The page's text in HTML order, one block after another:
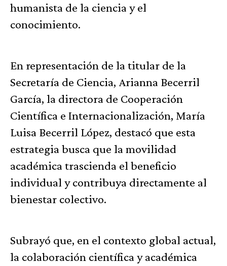
humanista de la ciencia y el
conocimiento.
En representación de la titular de la
Secretaría de Ciencia, Arianna Becerril
García, la directora de Cooperación
Científica e Internacionalización, María
Luisa Becerril López, destacó que esta
estrategia busca que la movilidad
académica trascienda el beneficio
individual y contribuya directamente al
bienestar colectivo.
Subrayó que, en el contexto global actual,
la colaboración científica y académica